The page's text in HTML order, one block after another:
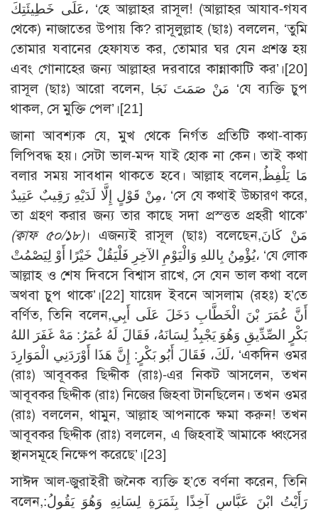
عَلَى خَطِيئَتِكَ، ‘হে আল্লাহর রাসূল! (আল্লাহর আযাব-গযব
থেকে) নাজাতের উপায় কি? রাসূলুল্লাহ (ছাঃ) বললেন, ‘তুমি
তোমার যবানের হেফাযত কর, তোমার ঘর যেন প্রশস্ত হয়
এবং গোনাহের জন্য আল্লাহর দরবারে কান্নাকাটি কর’।[20]
রাসূল (ছাঃ) আরো বলেন, مَنْ صَمَتَ نَجَا ‘যে ব্যক্তি চুপ
থাকল, সে মুক্তি পেল’।[21]
জানা আবশ্যক যে, মুখ থেকে নির্গত প্রতিটি কথা-বাক্য
লিপিবদ্ধ হয়। সেটা ভাল-মন্দ যাই হোক না কেন। তাই কথা
বলার সময় সাবধান থাকতে হবে। আল্লাহ বলেন,مَا يَلْفِظُ
مِنْ قَوْلٍ إِلَّا لَدَيْهِ رَقِيبٌ عَتِيدٌ، ‘সে যে কথাই উচ্চারণ করে,
তা গ্রহণ করার জন্য তার কাছে সদা প্রস্ত্তত প্রহরী থাকে’
(ক্বাফ ৫০/১৮)। এজন্যই রাসূল (ছাঃ) বলেছেন,مَنْ كَانَ
يُؤْمِنُ بِاللهِ وَالْيَوْمِ الآخِرِ فَلْيَقُلْ خَيْرًا أَوْ لِيَصْمُتْ، ‘যে লোক
আল্লাহ ও শেষ দিবসে বিশ্বাস রাখে, সে যেন ভাল কথা বলে
অথবা চুপ থাকে’।[22] যায়েদ ইবনে আসলাম (রহঃ) হ’তে
বর্ণিত, তিনি বলেন,أَنَّ عُمَرَ بْنَ الْخَطَّابِ دَخَلَ عَلَى أَبِي
بَكْرٍ الصِّدِّيقِ وَهُوَ يَجْبِذُ لِسَانَهُ، فَقَالَ لَهُ عُمَرُ: مَهْ غَفَرَ اللهُ
لَكَ، فَقَالَ أَبُو بَكْرٍ: إِنَّ هَذَا أَوْرَدَنِي الْمَوَارِدَ، ‘একদিন ওমর
(রাঃ) আবূবকর ছিদ্দীক (রাঃ)-এর নিকট আসলেন, তখন
আবূবকর ছিদ্দীক (রাঃ) নিজের জিহবা টানছিলেন। তখন ওমর
(রাঃ) বললেন, থামুন, আল্লাহ আপনাকে ক্ষমা করুন! তখন
আবূবকর ছিদ্দীক (রাঃ) বললেন, এ জিহবাই আমাকে ধ্বংসের
স্থানসমূহে নিক্ষেপ করেছে’।[23]
সাঈদ আল-জুরাইরী জনৈক ব্যক্তি হ’তে বর্ণনা করেন, তিনি
বলেন,رَأَيْتُ ابْنَ عَبَّاسٍ آخِذًا بِثَمَرَةِ لِسَانِهِ وَهُوَ يَقُولُ: